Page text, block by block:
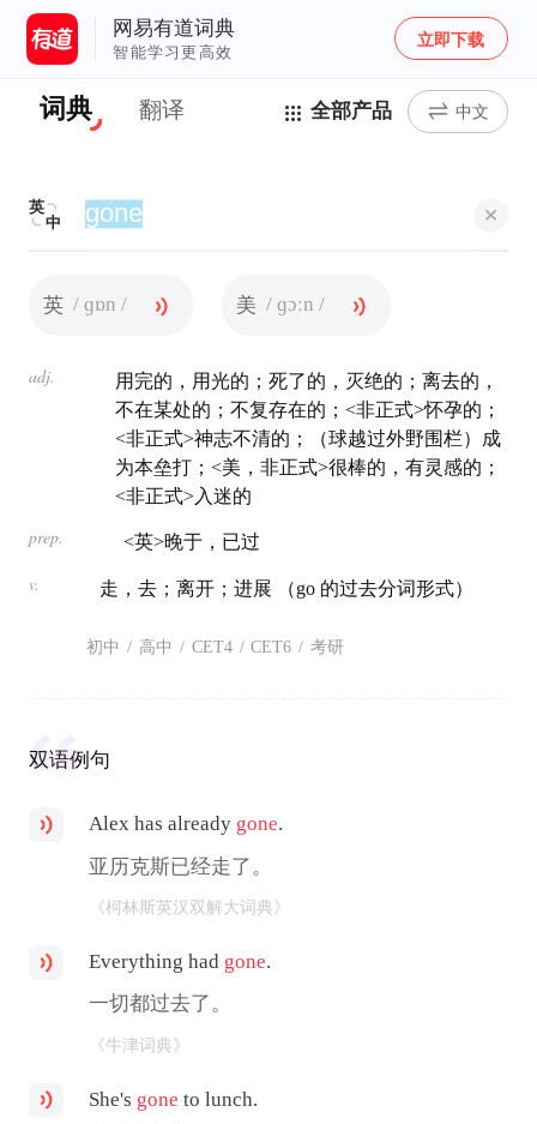
网易有道词典
智能学习更高效
立即下载
词典 翻译 全部产品 中文
英
中
英 / ɡɒn / 美 / ɡɔːn /
adj.
用完的，用光的；死了的，灭绝的；离去的，
不在某处的；不复存在的；<非正式>怀孕的；
<非正式>神志不清的；（球越过外野围栏）成
为本垒打；<美，非正式>很棒的，有灵感的；
<非正式>入迷的
prep. <英>晚于，已过
v. 走，去；离开；进展 （go 的过去分词形式）
初中 / 高中 / CET4 / CET6 / 考研
双语例句
Alex has already gone.
亚历克斯已经走了。
《柯林斯英汉双解大词典》
Everything had gone.
一切都过去了。
《牛津词典》
She's gone to lunch.